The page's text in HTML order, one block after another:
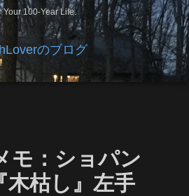
Your 100-Year Life.
のブログ
モ：ショパン
木枯し』左手